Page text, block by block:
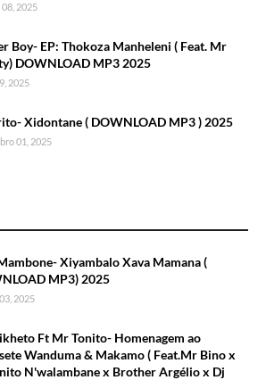
2025
Boy- EP: Thokoza Manheleni ( Feat. Mr
DOWNLOAD MP3 2025
2025
Xidontane ( DOWNLOAD MP3 ) 2025
01, 2025
Xiyambalo Xava Mamana (
MP3) 2025
2025
Ft Mr Tonito- Homenagem ao
Wanduma & Makamo ( Feat.Mr Bino x
N'walambane x Brother Argélio x Dj